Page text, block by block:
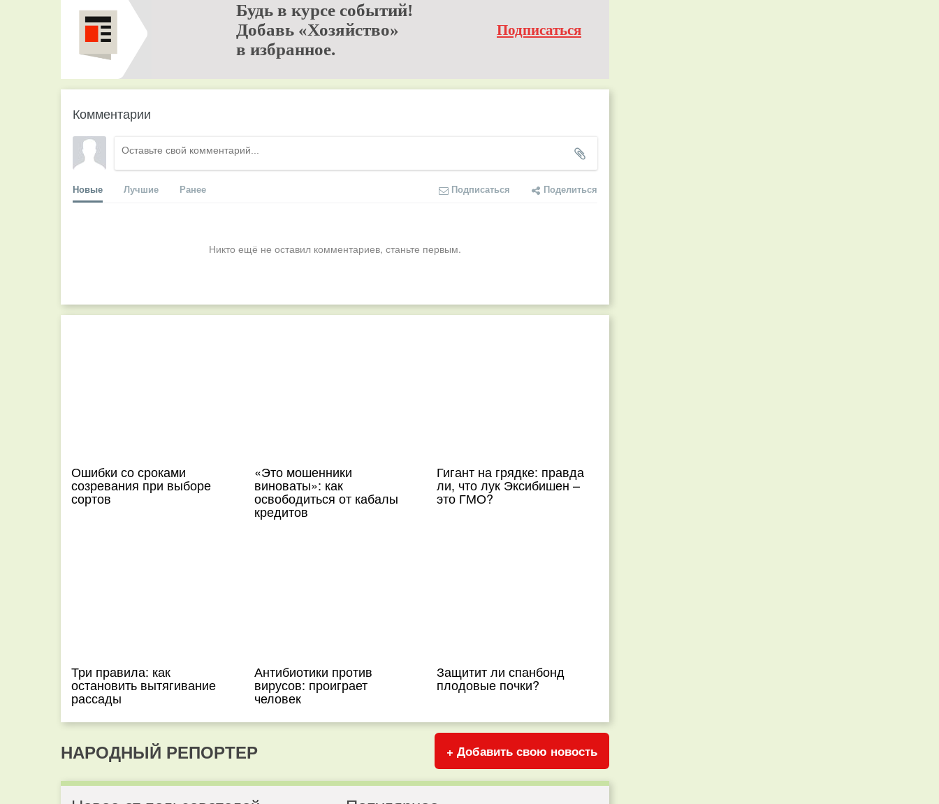
Будь в курсе событий!
Добавь «Хозяйство»
в избранное.
Подписаться
Комментарии
Новые Лучшие Ранее Подписаться Поделиться
Никто ещё не оставил комментариев, станьте первым.
Ошибки со сроками
созревания при выборе
сортов
«Это мошенники
виноваты»: как
освободиться от кабалы
кредитов
Гигант на грядке: правда
ли, что лук Эксибишен –
это ГМО?
Три правила: как
остановить вытягивание
рассады
Антибиотики против
вирусов: проиграет
человек
Защитит ли спанбонд
плодовые почки?
НАРОДНЫЙ РЕПОРТЕР + Добавить свою новость